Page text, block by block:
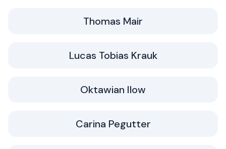
Thomas Mair
Lucas Tobias Krauk
Oktawian Ilow
Carina Pegutter